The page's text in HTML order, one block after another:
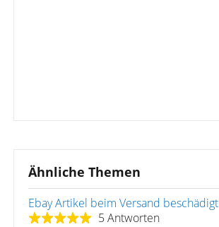
Ähnliche Themen
Ebay Artikel beim Versand beschädigt
5 Antworten